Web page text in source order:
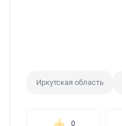
Иркутская область
0